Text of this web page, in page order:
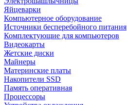
Яйцеварки
Компьютерное оборудование
Источники бесперебойного питания
Комплектующие для компьютеров
Видеокарты
Жетские диски
Майнеры
Материнские платы
Накопители SSD
Память оперативная
Процессоры